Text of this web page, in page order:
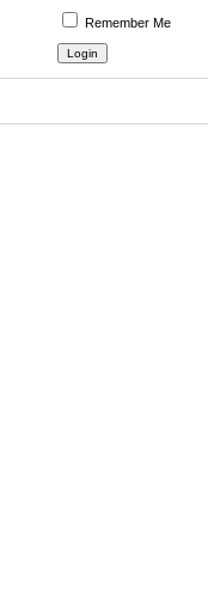
Remember Me